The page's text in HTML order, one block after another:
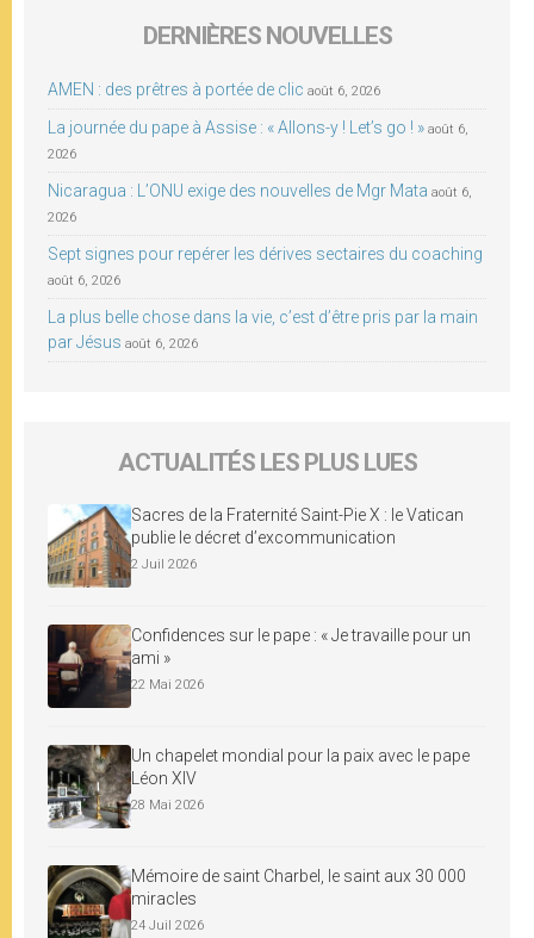
DERNIÈRES NOUVELLES
AMEN : des prêtres à portée de clic août 6, 2026
La journée du pape à Assise : « Allons-y ! Let’s go ! » août 6,
2026
Nicaragua : L’ONU exige des nouvelles de Mgr Mata août 6,
2026
Sept signes pour repérer les dérives sectaires du coaching
août 6, 2026
La plus belle chose dans la vie, c’est d’être pris par la main
par Jésus août 6, 2026
ACTUALITÉS LES PLUS LUES
Sacres de la Fraternité Saint-Pie X : le Vatican
publie le décret d’excommunication
2 Juil 2026
Confidences sur le pape : « Je travaille pour un
ami »
22 Mai 2026
Un chapelet mondial pour la paix avec le pape
Léon XIV
28 Mai 2026
Mémoire de saint Charbel, le saint aux 30 000
miracles
24 Juil 2026